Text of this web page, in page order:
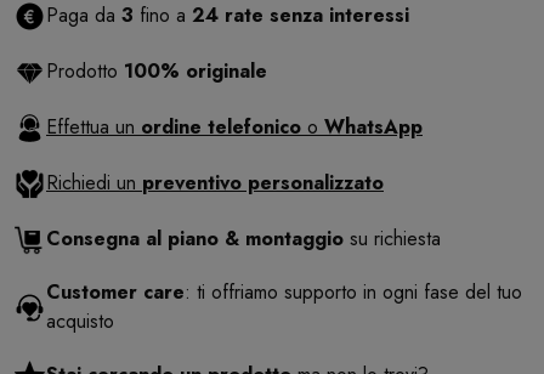
Paga da 3 fino a 24 rate senza interessi
Prodotto 100% originale
Effettua un ordine telefonico o WhatsApp
Richiedi un preventivo personalizzato
Consegna al piano & montaggio su richiesta
Customer care: ti offriamo supporto in ogni fase del tuo
acquisto